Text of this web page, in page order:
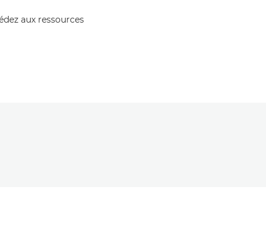
aux ressources